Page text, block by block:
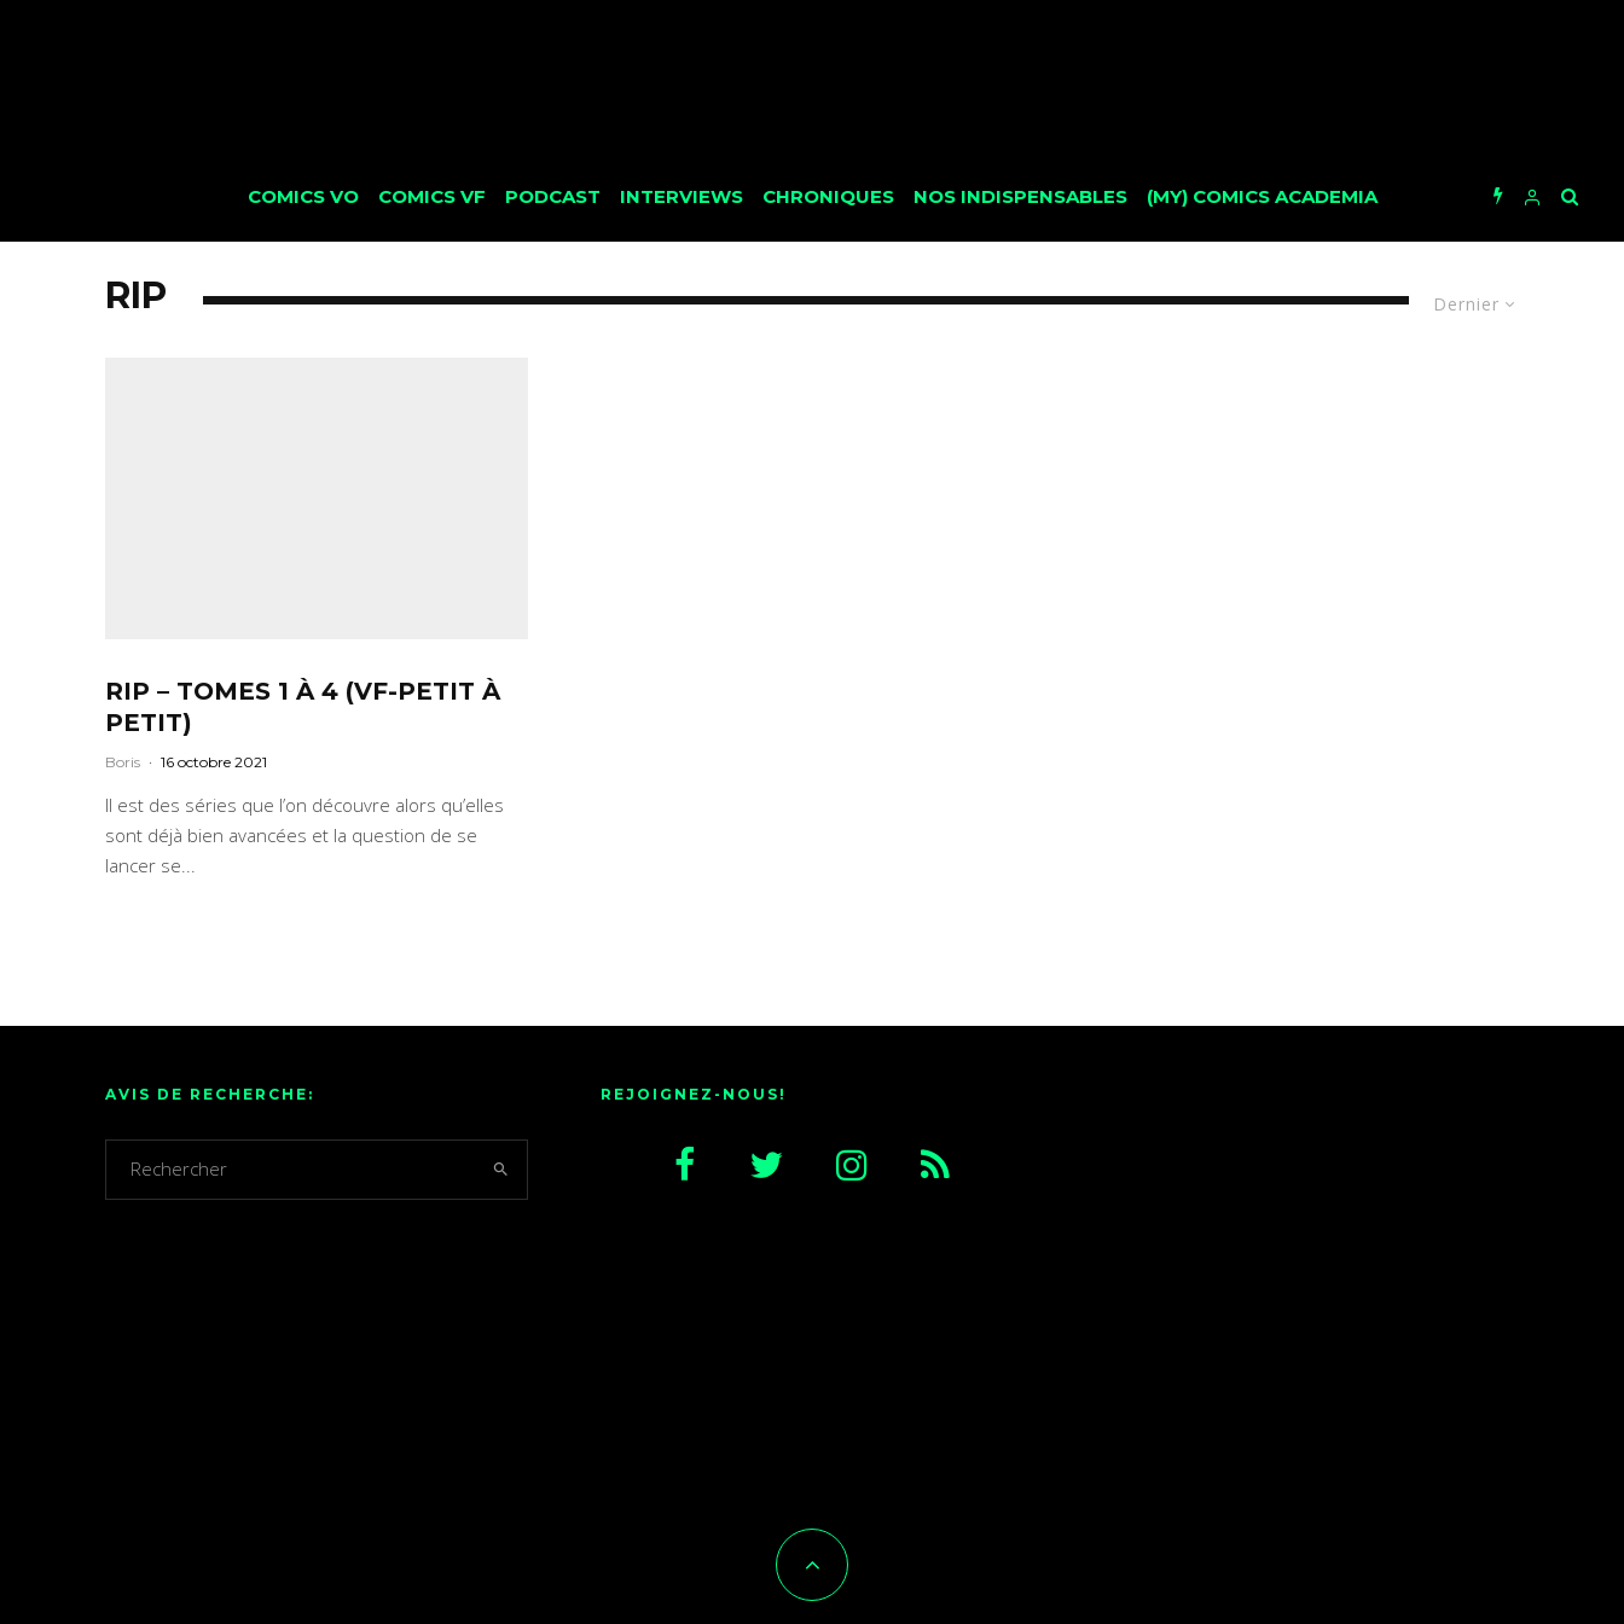
COMICS VO COMICS VF PODCAST INTERVIEWS CHRONIQUES NOS INDISPENSABLES (MY) COMICS ACADEMIA
Dernier
RIP
RIP – TOMES 1 À 4 (VF-PETIT À
PETIT)
Boris · 16 octobre 2021
Il est des séries que l’on découvre alors qu’elles
sont déjà bien avancées et la question de se
lancer se...
AVIS DE RECHERCHE: REJOIGNEZ-NOUS!